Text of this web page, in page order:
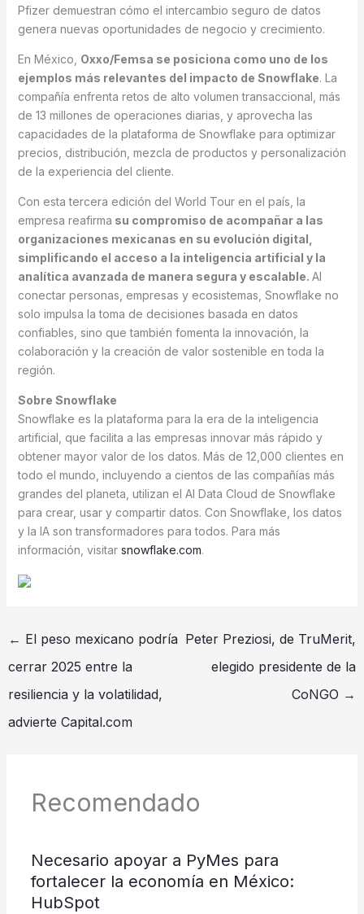
Pfizer demuestran cómo el intercambio seguro de datos
genera nuevas oportunidades de negocio y crecimiento.
En México, Oxxo/Femsa se posiciona como uno de los
ejemplos más relevantes del impacto de Snowflake. La
compañía enfrenta retos de alto volumen transaccional, más
de 13 millones de operaciones diarias, y aprovecha las
capacidades de la plataforma de Snowflake para optimizar
precios, distribución, mezcla de productos y personalización
de la experiencia del cliente.
Con esta tercera edición del World Tour en el país, la
empresa reafirma su compromiso de acompañar a las
organizaciones mexicanas en su evolución digital,
simplificando el acceso a la inteligencia artificial y la
analítica avanzada de manera segura y escalable. Al
conectar personas, empresas y ecosistemas, Snowflake no
solo impulsa la toma de decisiones basada en datos
confiables, sino que también fomenta la innovación, la
colaboración y la creación de valor sostenible en toda la
región.
Sobre Snowflake
Snowflake es la plataforma para la era de la inteligencia
artificial, que facilita a las empresas innovar más rápido y
obtener mayor valor de los datos. Más de 12,000 clientes en
todo el mundo, incluyendo a cientos de las compañías más
grandes del planeta, utilizan el AI Data Cloud de Snowflake
para crear, usar y compartir datos. Con Snowflake, los datos
y la IA son transformadores para todos. Para más
información, visitar snowflake.com.
← El peso mexicano podría
cerrar 2025 entre la
resiliencia y la volatilidad,
advierte Capital.com
Peter Preziosi, de TruMerit,
elegido presidente de la
CoNGO →
Recomendado
​​​​​Necesario apoyar a PyMes para
fortalecer la economía en México:
HubSpot